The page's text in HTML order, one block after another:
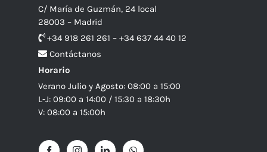
C/ María de Guzmán, 24 local
28003 – Madrid
+34 918 261 261 – +34 637 44 40 12
Contáctanos
Horario
Verano Julio y Agosto: 08:00 a 15:00
L-J: 09:00 a 14:00 / 15:30 a 18:30h
V: 08:00 a 15:00h